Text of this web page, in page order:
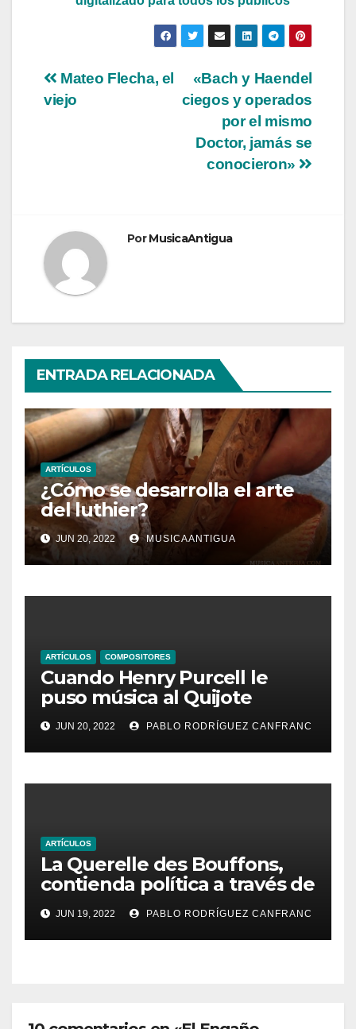
Navegación
de
«Bach y Haendel
ciegos y operados
por el mismo
Doctor, jamás se
conocieron»
Mateo Flecha, el
viejo
PorMusicaAntigua
ENTRADA RELACIONADA
ARTÍCULOS
¿Cómo se desarrolla el arte
del luthier?
JUN 20, 2022 MUSICAANTIGUA
ARTÍCULOS COMPOSITORES
Cuando Henry Purcell le
puso música al Quijote
JUN 20, 2022 PABLO RODRÍGUEZ CANFRANC
ARTÍCULOS
La Querelle des Bouffons,
contienda política a través de
la ópera
JUN 19, 2022 PABLO RODRÍGUEZ CANFRANC